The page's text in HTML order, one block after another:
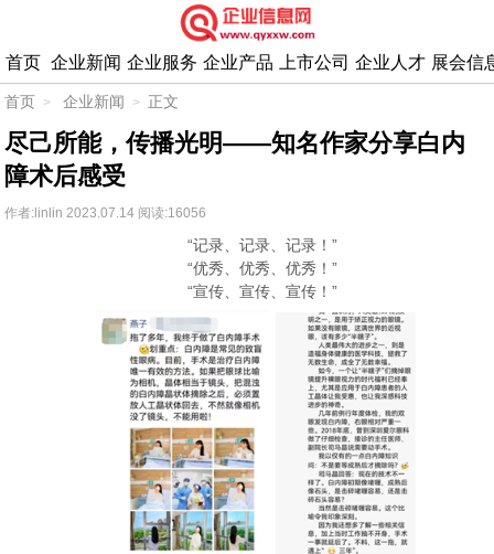
首页 企业新闻 企业服务 企业产品 上市公司 企业人才 展会信
首页 企业新闻 正文
尽己所能，传播光明——知名作家分享白内
障术后感受
作者:linlin 2023.07.14 阅读:16056
“记录、记录、记录！”
“优秀、优秀、优秀！”
“宣传、宣传、宣传！”